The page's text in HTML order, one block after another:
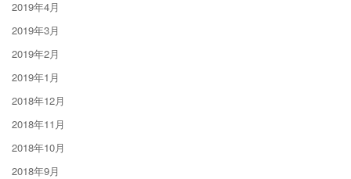
2019年4月
2019年3月
2019年2月
2019年1月
2018年12月
2018年11月
2018年10月
2018年9月